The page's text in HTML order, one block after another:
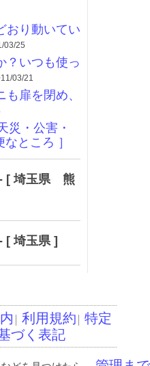
おり動いてい
03/25
？いつも使っ
03/21
扉を閉め、
災・公害・
ところ ］
- [ 埼玉県 熊
[ 埼玉県 ]
利用規約 特定
づく表記